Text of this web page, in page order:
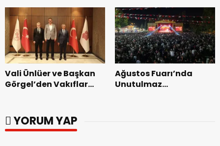
dönemin ön kayıtları
başladı.
Vali Ünlüer ve Başkan
Görgel’den Vakıflar
Ağustos Fuarı’nda
Unutulmaz
YORUM YAP